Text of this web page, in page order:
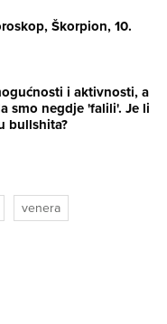
Škorpion, 10.
i aktivnosti, a
smo negdje 'falili'. Je li
bullshita?
venera